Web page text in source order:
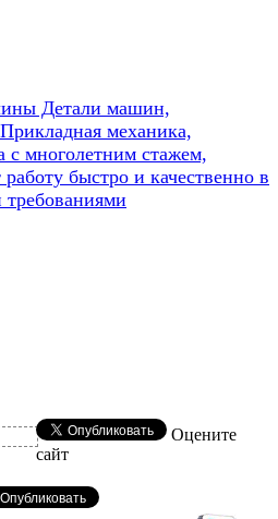
Детали машин,
механика,
с многолетним стажем,
быстро и качественно в
Оцените
сайт